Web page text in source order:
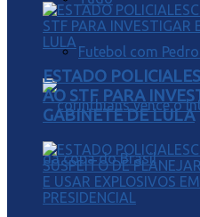
Futebol com
ESTADO
AO STF PARA
GABINETE DE LULA